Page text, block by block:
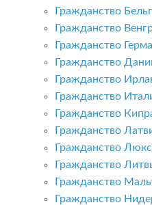
Гражданство
Гражданство
Гражданство
Гражданство
Гражданство
Гражданство
Гражданство
Гражданство
Гражданство
Гражданство
Гражданство
Гражданство